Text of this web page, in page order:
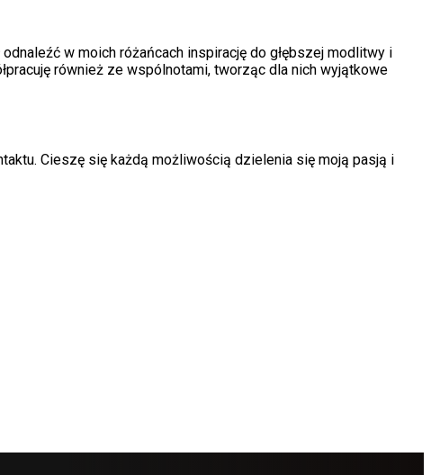
w moich różańcach inspirację do głębszej modlitwy i
również ze wspólnotami, tworząc dla nich wyjątkowe
Cieszę się każdą możliwością dzielenia się moją pasją i